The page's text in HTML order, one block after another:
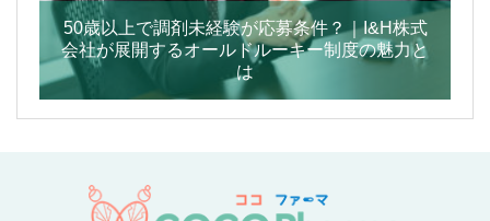
50歳以上で調剤未経験が応募条件？｜I&H株式
会社が展開するオールドルーキー制度の魅力と
は